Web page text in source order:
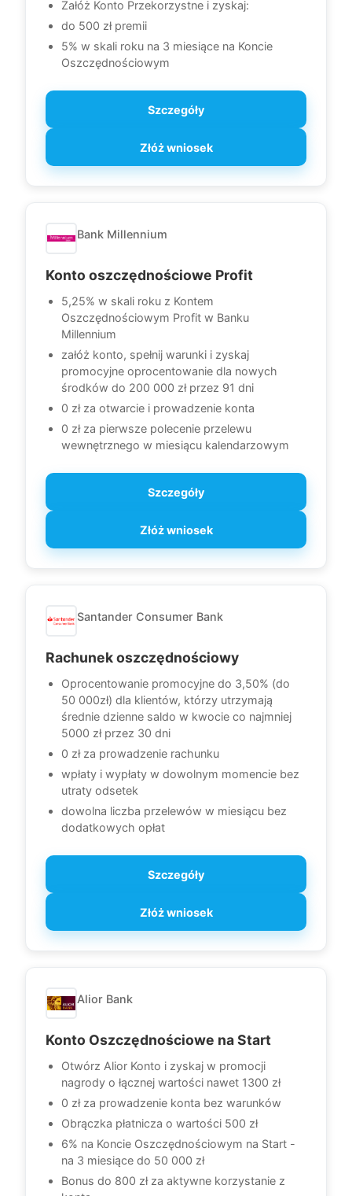
Załóż Konto Przekorzystne i zyskaj:
do 500 zł premii
5% w skali roku na 3 miesiące na Koncie
Oszczędnościowym
Szczegóły
Złóż wniosek
Bank Millennium
Konto oszczędnościowe Profit
5,25% w skali roku z Kontem
Oszczędnościowym Profit w Banku
Millennium
załóż konto, spełnij warunki i zyskaj
promocyjne oprocentowanie dla nowych
środków do 200 000 zł przez 91 dni
0 zł za otwarcie i prowadzenie konta
0 zł za pierwsze polecenie przelewu
wewnętrznego w miesiącu kalendarzowym
Szczegóły
Złóż wniosek
Santander Consumer Bank
Rachunek oszczędnościowy
Oprocentowanie promocyjne do 3,50% (do
50 000zł) dla klientów, którzy utrzymają
średnie dzienne saldo w kwocie co najmniej
5000 zł przez 30 dni
0 zł za prowadzenie rachunku
wpłaty i wypłaty w dowolnym momencie bez
utraty odsetek
dowolna liczba przelewów w miesiącu bez
dodatkowych opłat
Szczegóły
Złóż wniosek
Alior Bank
Konto Oszczędnościowe na Start
Otwórz Alior Konto i zyskaj w promocji
nagrody o łącznej wartości nawet 1300 zł
0 zł za prowadzenie konta bez warunków
Obrączka płatnicza o wartości 500 zł
6% na Koncie Oszczędnościowym na Start -
na 3 miesiące do 50 000 zł
Bonus do 800 zł za aktywne korzystanie z